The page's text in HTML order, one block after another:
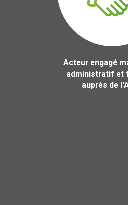
Acteur engagé
administratif et
auprès de